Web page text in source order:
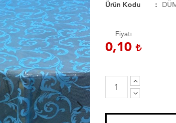
Ürün Kodu
Fiyatı
0,10